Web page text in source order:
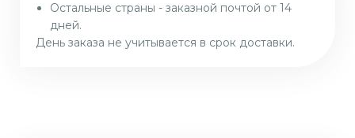
Остальные страны - заказной почтой от 14
дней.
День заказа не учитывается в срок доставки.